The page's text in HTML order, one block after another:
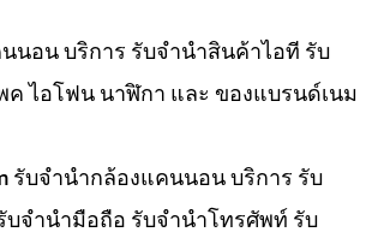
นอน บริการ รับจำนำสินค้าไอที รับ
ไอโฟน นาฬิกา และ ของแบรนด์เนม
รับจำนำกล้องแคนนอน บริการ รับ
จำนำมือถือ รับจำนำโทรศัพท์ รับ